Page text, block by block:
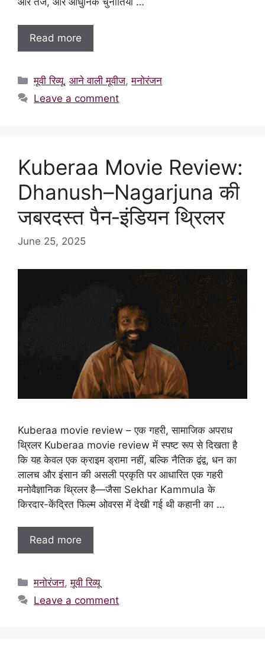
Read more
Categories
मूवी रिव्यू,आने वाली मूवीज,मनोरंजन
Leave a comment
Kuberaa Movie Review:
Dhanush–Nagarjuna की
जबरदस्त पैन‑इंडियन थ्रिलर
June 25, 2025
Kuberaa movie review – एक गहरी, सामाजिक अपराध
थ्रिलर Kuberaa movie review में स्पष्ट रूप से दिखता है
कि यह केवल एक क्राइम ड्रामा नहीं, बल्कि नैतिक द्वंद्व, धन का
लालच और इंसान की असली प्रकृति पर आधारित एक गहरी
मनोवैज्ञानिक थ्रिलर है—जैसा Sekhar Kammula के
किरदार-केंद्रित फिल्म ओवरस में देखी गई थी कहानी का …
Read more
Categories
मनोरंजन,मूवी रिव्यू
Leave a comment